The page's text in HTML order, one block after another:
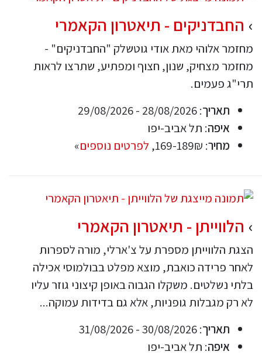
החבדניקים - תיאטרון הקאמרי
מחזמר אלוהי מאת אודי גוטשלק "החבדניקים" -
מחזמר מצחיק, שנון, חצוף ומפתיע, שתרצו לראות
תרי"ג פעמים.
תאריך: 28/08/2026 - 29/08/2026
איפה: תל אביב-יפו
מחיר: 169-189₪, לפרטים נוספים»
הלווייתן - תיאטרון הקאמרי
הצגת הלווייתן מספרת על צ'ארלי, מורה לספרות
לאחר פרידה כואבת, מוצא מפלט בבולמוסי אכילה
בלתי נשלטים. משקלו הגבוה באופן קיצוני גוזר עליו
לא רק מגבלות גופניות, אלא גם בדידות עמוקה...
תאריך: 30/08/2026 - 31/08/2026
איפה: תל אביב-יפו